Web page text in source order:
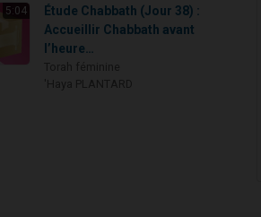
5:04
Étude Chabbath (Jour 38) :
Accueillir Chabbath avant
l’heure…